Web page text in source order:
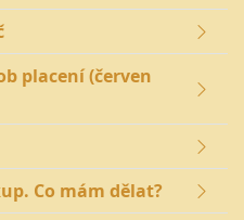
placení (červen
Co mám dělat?